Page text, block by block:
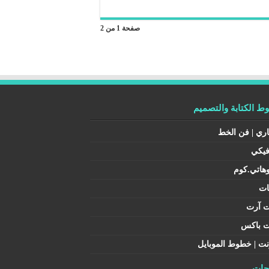
صفحة 1 من 2
الكتابة والتصميم
| فن الخط
آرت
باكس
| خطوط الموبايل